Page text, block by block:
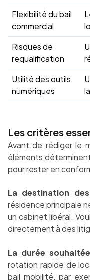
Flexibilité du bail
commercial
Risques de
requalification
Utilité des outils
numériques
Les critères
Avant de rédiger le
éléments
pour rester en
La destination
résidence principale
un cabinet libéral.
directement à des
La durée souhaitée
rotation rapide de
bail mobilité, par